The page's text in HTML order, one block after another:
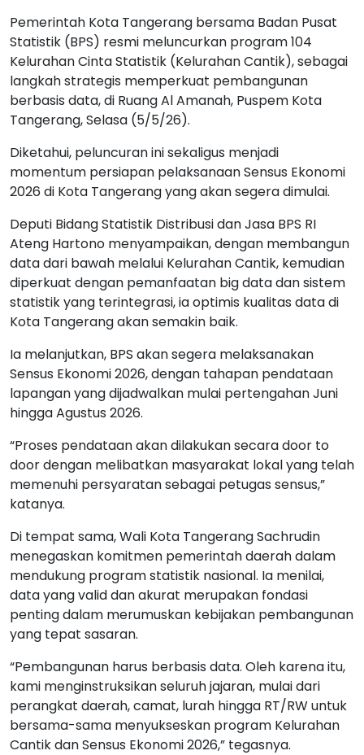
Pemerintah Kota Tangerang bersama Badan Pusat
Statistik (BPS) resmi meluncurkan program 104
Kelurahan Cinta Statistik (Kelurahan Cantik), sebagai
langkah strategis memperkuat pembangunan
berbasis data, di Ruang Al Amanah, Puspem Kota
Tangerang, Selasa (5/5/26).
Diketahui, peluncuran ini sekaligus menjadi
momentum persiapan pelaksanaan Sensus Ekonomi
2026 di Kota Tangerang yang akan segera dimulai.
Deputi Bidang Statistik Distribusi dan Jasa BPS RI
Ateng Hartono menyampaikan, dengan membangun
data dari bawah melalui Kelurahan Cantik, kemudian
diperkuat dengan pemanfaatan big data dan sistem
statistik yang terintegrasi, ia optimis kualitas data di
Kota Tangerang akan semakin baik.
Ia melanjutkan, BPS akan segera melaksanakan
Sensus Ekonomi 2026, dengan tahapan pendataan
lapangan yang dijadwalkan mulai pertengahan Juni
hingga Agustus 2026.
“Proses pendataan akan dilakukan secara door to
door dengan melibatkan masyarakat lokal yang telah
memenuhi persyaratan sebagai petugas sensus,”
katanya.
Di tempat sama, Wali Kota Tangerang Sachrudin
menegaskan komitmen pemerintah daerah dalam
mendukung program statistik nasional. Ia menilai,
data yang valid dan akurat merupakan fondasi
penting dalam merumuskan kebijakan pembangunan
yang tepat sasaran.
“Pembangunan harus berbasis data. Oleh karena itu,
kami menginstruksikan seluruh jajaran, mulai dari
perangkat daerah, camat, lurah hingga RT/RW untuk
bersama-sama menyukseskan program Kelurahan
Cantik dan Sensus Ekonomi 2026,” tegasnya.